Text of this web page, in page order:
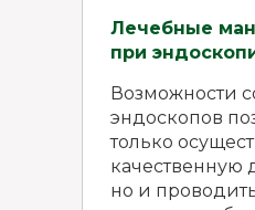
Лечебные
при
Возможности
эндоскопов
только
качественную
но и